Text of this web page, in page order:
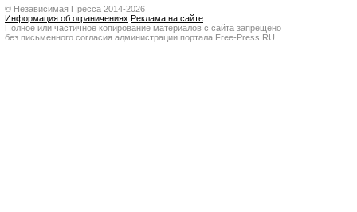
© Независимая Пресса 2014-2026
Информация об ограничениях Реклама на сайте
Полное или частичное копирование материалов с сайта запрещено
без письменного согласия администрации портала Free-Press.RU